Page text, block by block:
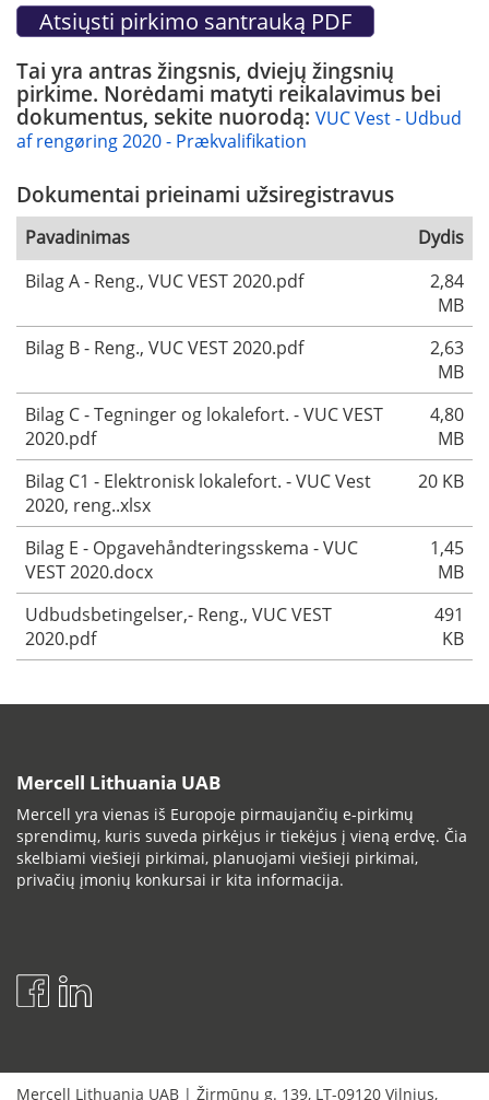
Tai yra antras žingsnis, dviejų žingsnių
pirkime. Norėdami matyti reikalavimus bei
dokumentus, sekite nuorodą: VUC Vest - Udbud
af rengøring 2020 - Prækvalifikation
Dokumentai prieinami užsiregistravus
Pavadinimas
Dydis
Bilag A - Reng., VUC VEST 2020.pdf
2,84
MB
Bilag B - Reng., VUC VEST 2020.pdf
2,63
MB
Bilag C - Tegninger og lokalefort. - VUC VEST
2020.pdf
4,80
MB
Bilag C1 - Elektronisk lokalefort. - VUC Vest
2020, reng..xlsx
20 KB
Bilag E - Opgavehåndteringsskema - VUC
VEST 2020.docx
1,45
MB
Udbudsbetingelser,- Reng., VUC VEST
2020.pdf
491
KB
Mercell Lithuania UAB
Mercell yra vienas iš Europoje pirmaujančių e-pirkimų
sprendimų, kuris suveda pirkėjus ir tiekėjus į vieną erdvę. Čia
skelbiami viešieji pirkimai, planuojami viešieji pirkimai,
privačių įmonių konkursai ir kita informacija.
Mercell Lithuania UAB | Žirmūnų g. 139, LT-09120 Vilnius,